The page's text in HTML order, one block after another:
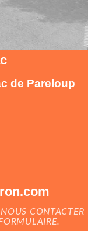
de Pareloup
NOUS CONTACTER